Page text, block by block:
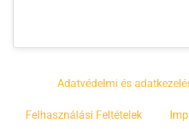
Adatvédelmi és
Felhasználási Feltételek